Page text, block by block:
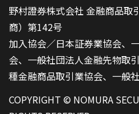
野村證券株式会社 金融商品取
商）第142号
加入協会／日本証券業協会、
会、一般社団法人金融先物取
種金融商品取引業協会、一般
COPYRIGHT © NOMURA